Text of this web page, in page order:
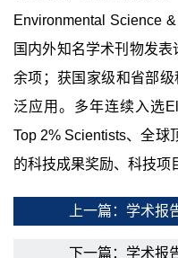
Environmental Science
国内外知名学术刊物发
余项；获国家级和省部
泛应用。多年连续入选
Top 2% Scientists、全球
的科技成果奖励、科技项